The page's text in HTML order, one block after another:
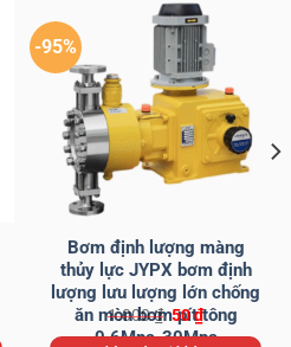
-95%
Bơm định lượng màng
thủy lực JYPX bơm định
lượng lưu lượng lớn chống
ăn mòn bơm pít tông
0,6Mpa-30Mpa
1.000₫ Giá
gốc
50₫Giá
hiện